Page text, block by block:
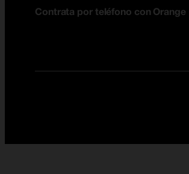
Contrata por teléfono con Orange